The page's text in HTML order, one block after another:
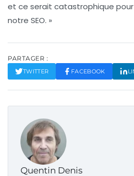
et ce serait catastrophique
notre SEO. »
PARTAGER :
TWITTER FACEBOOK
Quentin Denis